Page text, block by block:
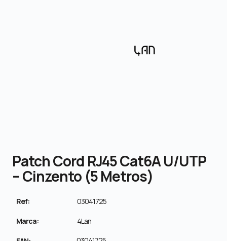
Patch Cord RJ45 Cat6A U/UTP
– Cinzento (5 Metros)
Ref: 03041725
Marca: 4Lan